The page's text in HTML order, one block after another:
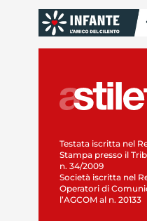
Testata iscritta nel
Stampa presso il
n. 34/2009
Società iscritta nel
Operatori di
l’AGCOM al n. 20133